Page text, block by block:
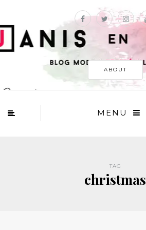
ABOUT
MENU
TAG
christmas